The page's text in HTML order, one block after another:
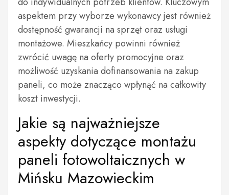
aspektem przy wyborze wykonawcy jest również
dostępność gwarancji na sprzęt oraz usługi
montażowe. Mieszkańcy powinni również
zwrócić uwagę na oferty promocyjne oraz
możliwość uzyskania dofinansowania na zakup
paneli, co może znacząco wpłynąć na całkowity
koszt inwestycji.
Jakie są najważniejsze
aspekty dotyczące montażu
paneli fotowoltaicznych w
Mińsku Mazowieckim